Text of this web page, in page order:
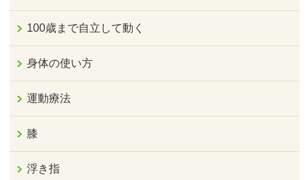
100歳まで自立して動く
身体の使い方
運動療法
膝
浮き指